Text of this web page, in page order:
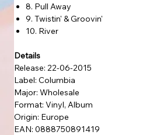
8. Pull Away
9. Twistin' & Groovin'
10. River
Details
Release: 22-06-2015
Label: Columbia
Major: Wholesale
Format: Vinyl, Album
Origin: Europe
EAN: 0888750891419